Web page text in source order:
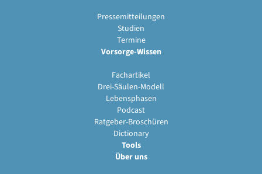
Pressemitteilungen
Studien
Termine
Vorsorge-Wissen
Fachartikel
Drei-Säulen-Modell
Lebensphasen
Podcast
Ratgeber-Broschüren
Dictionary
Tools
Über uns